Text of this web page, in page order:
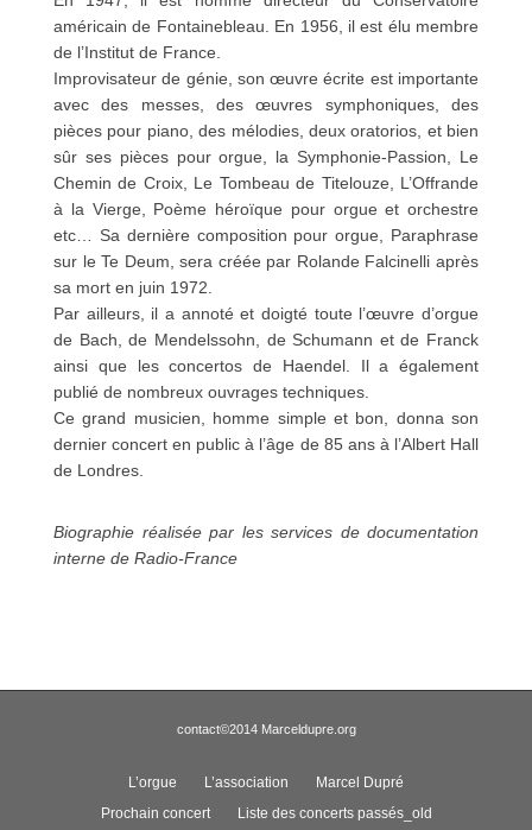
américain de Fontainebleau. En 1956, il est élu membre
de l’Institut de France.
Improvisateur de génie, son œuvre écrite est importante
avec des messes, des œuvres symphoniques, des
pièces pour piano, des mélodies, deux oratorios, et bien
sûr ses pièces pour orgue, la Symphonie-Passion, Le
Chemin de Croix, Le Tombeau de Titelouze, L’Offrande
à la Vierge, Poème héroïque pour orgue et orchestre
etc… Sa dernière composition pour orgue, Paraphrase
sur le Te Deum, sera créée par Rolande Falcinelli après
sa mort en juin 1972.
Par ailleurs, il a annoté et doigté toute l’œuvre d’orgue
de Bach, de Mendelssohn, de Schumann et de Franck
ainsi que les concertos de Haendel. Il a également
publié de nombreux ouvrages techniques.
Ce grand musicien, homme simple et bon, donna son
dernier concert en public à l’âge de 85 ans à l’Albert Hall
de Londres.
Biographie réalisée par les services de documentation
interne de Radio-France
contact©2014 Marceldupre.org
L’orgue L’association
Marcel Dupré
Prochain concert
Liste des concerts passés_old